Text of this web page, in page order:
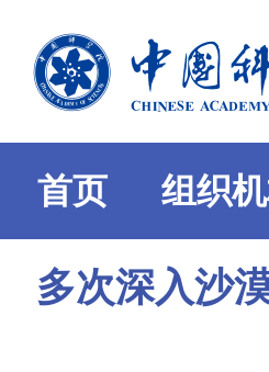
首页 组织
多次深入沙